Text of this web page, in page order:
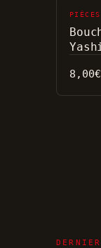
8,00€